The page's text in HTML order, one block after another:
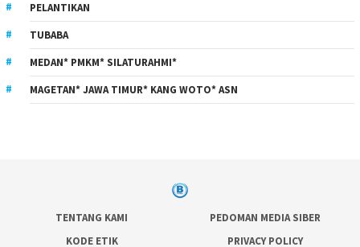
PELANTIKAN
TUBABA
MEDAN* PMKM* SILATURAHMI*
MAGETAN* JAWA TIMUR* KANG WOTO* ASN
TENTANG KAMI
PEDOMAN MEDIA SIBER
KODE ETIK
PRIVACY POLICY